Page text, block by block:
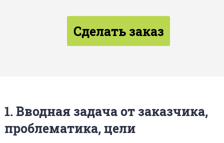
Сделать заказ
1. Вводная задача от заказчика,
проблематика, цели